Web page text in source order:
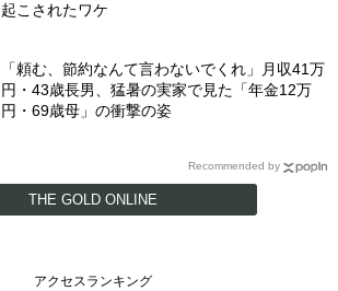
起こされたワケ
「頼む、節約なんて言わないでくれ」月収41万
円・43歳長男、猛暑の実家で見た「年金12万
円・69歳母」の衝撃の姿
Recommended by
THE GOLD ONLINE
アクセスランキング